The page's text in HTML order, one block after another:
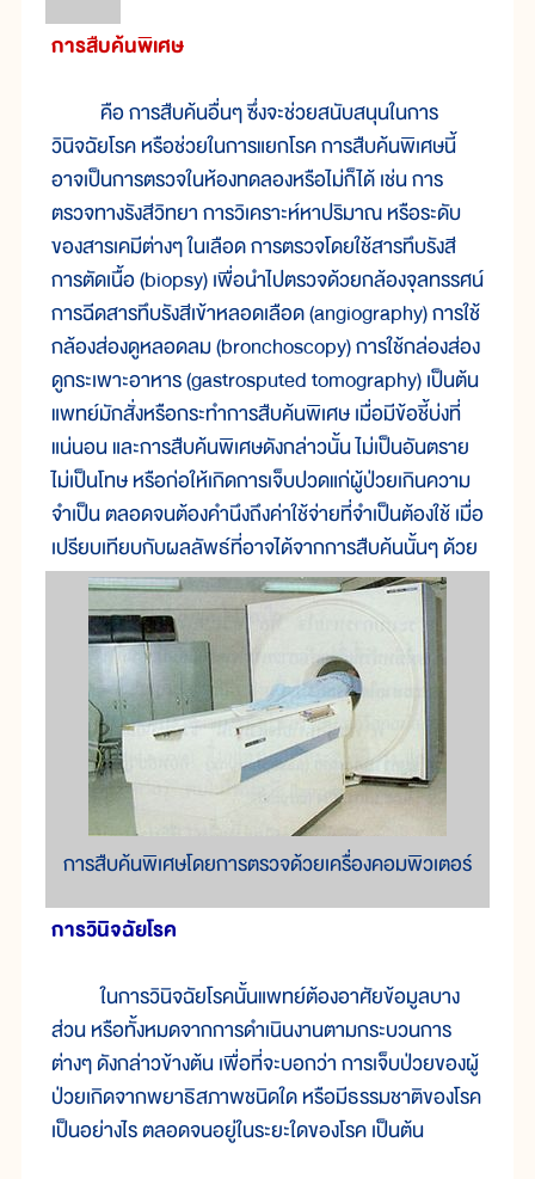
การสืบค้นพิเศษ
คือ การสืบค้นอื่นๆ ซึ่งจะช่วยสนับสนุนในการ
วินิจฉัยโรค หรือช่วยในการแยกโรค การสืบค้นพิเศษนี้
อาจเป็นการตรวจในห้องทดลองหรือไม่ก็ได้ เช่น การ
ตรวจทางรังสีวิทยา การวิเคราะห์หาปริมาณ หรือระดับ
ของสารเคมีต่างๆ ในเลือด การตรวจโดยใช้สารทึบรังสี
การตัดเนื้อ (biopsy) เพื่อนำไปตรวจด้วยกล้องจุลทรรศน์
การฉีดสารทึบรังสีเข้าหลอดเลือด (angiography) การใช้
กล้องส่องดูหลอดลม (bronchoscopy) การใช้กล่องส่อง
ดูกระเพาะอาหาร (gastrosputed tomography) เป็นต้น
แพทย์มักสั่งหรือกระทำการสืบค้นพิเศษ เมื่อมีข้อชี้บ่งที่
แน่นอน และการสืบค้นพิเศษดังกล่าวนั้น ไม่เป็นอันตราย
ไม่เป็นโทษ หรือก่อให้เกิดการเจ็บปวดแก่ผู้ป่วยเกินความ
จำเป็น ตลอดจนต้องคำนึงถึงค่าใช้จ่ายที่จำเป็นต้องใช้ เมื่อ
เปรียบเทียบกับผลลัพธ์ที่อาจได้จากการสืบค้นนั้นๆ ด้วย
การสืบค้นพิเศษโดยการตรวจด้วยเครื่องคอมพิวเตอร์
การวินิจฉัยโรค
ในการวินิจฉัยโรคนั้นแพทย์ต้องอาศัยข้อมูลบาง
ส่วน หรือทั้งหมดจากการดำเนินงานตามกระบวนการ
ต่างๆ ดังกล่าวข้างต้น เพื่อที่จะบอกว่า การเจ็บป่วยของผู้
ป่วยเกิดจากพยาธิสภาพชนิดใด หรือมีธรรมชาติของโรค
เป็นอย่างไร ตลอดจนอยู่ในระยะใดของโรค เป็นต้น